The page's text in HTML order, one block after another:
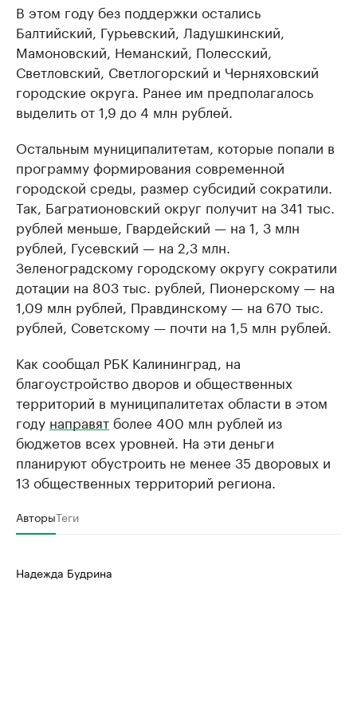
В этом году без поддержки остались
Балтийский, Гурьевский, Ладушкинский,
Мамоновский, Неманский, Полесский,
Светловский, Светлогорский и Черняховский
городские округа. Ранее им предполагалось
выделить от 1,9 до 4 млн рублей.
Остальным муниципалитетам, которые попали в
программу формирования современной
городской среды, размер субсидий сократили.
Так, Багратионовский округ получит на 341 тыс.
рублей меньше, Гвардейский — на 1, 3 млн
рублей, Гусевский — на 2,3 млн.
Зеленоградскому городскому округу сократили
дотации на 803 тыс. рублей, Пионерскому — на
1,09 млн рублей, Правдинскому — на 670 тыс.
рублей, Советскому — почти на 1,5 млн рублей.
Как сообщал РБК Калининград, на
благоустройство дворов и общественных
территорий в муниципалитетах области в этом
году направят более 400 млн рублей из
бюджетов всех уровней. На эти деньги
планируют обустроить не менее 35 дворовых и
13 общественных территорий региона.
АвторыТеги
Надежда Будрина